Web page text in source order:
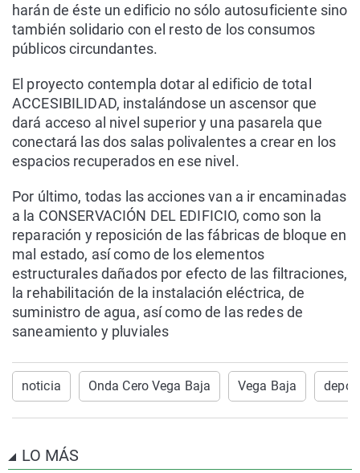
harán de éste un edificio no sólo autosuficiente sino
también solidario con el resto de los consumos
públicos circundantes.
El proyecto contempla dotar al edificio de total
ACCESIBILIDAD, instalándose un ascensor que
dará acceso al nivel superior y una pasarela que
conectará las dos salas polivalentes a crear en los
espacios recuperados en ese nivel.
Por último, todas las acciones van a ir encaminadas
a la CONSERVACIÓN DEL EDIFICIO, como son la
reparación y reposición de las fábricas de bloque en
mal estado, así como de los elementos
estructurales dañados por efecto de las filtraciones,
la rehabilitación de la instalación eléctrica, de
suministro de agua, así como de las redes de
saneamiento y pluviales
noticia Onda Cero Vega Baja Vega Baja
LO MÁS